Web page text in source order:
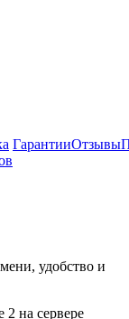
ГарантииОтзывы
удобство и
2 на сервере